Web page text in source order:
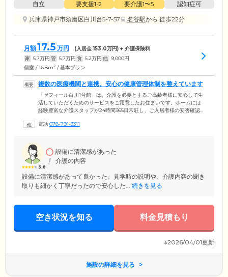
自立 要支援1•2 要介護1〜5
認知症可
兵庫県神戸市須磨区白川台5-7-57
名谷駅から 徒歩22分
月額17.5 万円 (入居金153.0万円) + 介護保険料
家 5.7万円 管 5.7万円 食 5.2万円 他 9,000円
個室 / 16.8m2 / 基本プラン
複数の医療機関と連携。安心の健康管理体制を整えています
「ゼフィール白川1号館」は、介護を必要とするご高齢者様に安心して生
活していただくためのサービスをご用意したお住まいです。ホームには
経験豊富な介護スタッフが24時間365日常駐し、ご入居者様の安否確認
日常的な健康管理として年に2回定期健康診断を実施。感染症の予防接種
や訪問診療を実施し、ご入居者様の健康状態を把握。病気の早期発見に
努めています。
電話078-791-3311
3.8
設備に清潔感があった
介護の内容
設備に清潔感があって良かった。見学時の説明や、介護内容の聞き
取りも細かく丁寧だったので安心した... 続きを見る
空き状況を知る 料金見積もり
※2026/04/01更新
施設の詳細を見る